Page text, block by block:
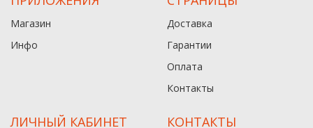
Магазин
Инфо
Доставка
Гарантии
Оплата
Контакты
ЛИЧНЫЙ КАБИНЕТ КОНТАКТЫ